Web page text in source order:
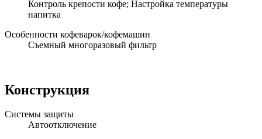
Контроль крепости кофе; Настройка температуры
напитка
Особенности кофеварок/кофемашин
Съемный многоразовый фильтр
Конструкция
Системы защиты
Автоотключение